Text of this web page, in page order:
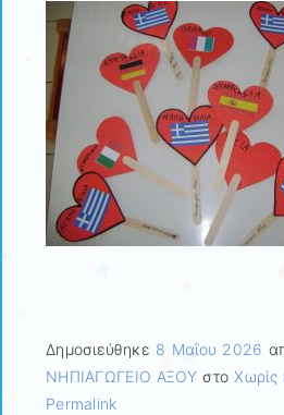
Δημοσιεύθηκε 8 Μαΐου 2026
ΝΗΠΙΑΓΩΓΕΙΟ ΑΞΟΥ στοΧωρίς
Permalink